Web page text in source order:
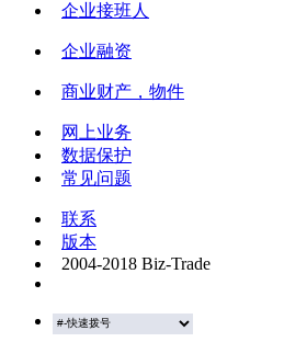
企业接班人
企业融资
商业财产，物件
网上业务
数据保护
常见问题
联系
版本
2004-2018 Biz-Trade